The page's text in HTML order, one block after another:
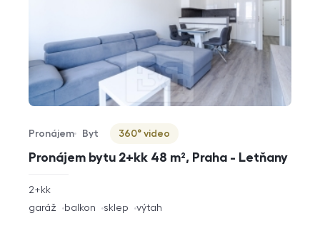
Pronájem bytu 2+kk 48 m², Praha - Letňany
Typ nabídky
Pronájem
Typ nemovitosti
Byt
Virtuální prohlídka
360° video
rozměry
2+kk
funkce
garáž balkon sklep výtah